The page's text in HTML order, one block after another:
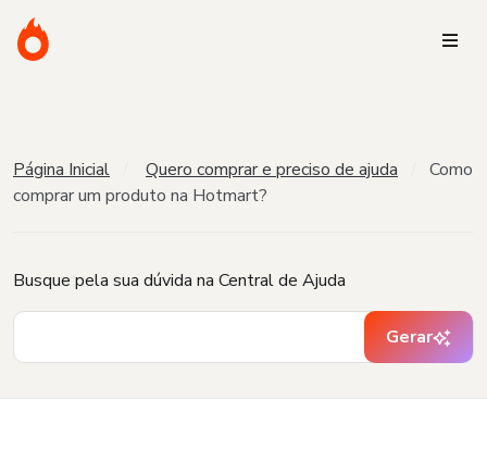
Página Inicial Quero comprar e preciso de ajuda
Como
comprar um produto na Hotmart?
Busque pela sua dúvida na Central de Ajuda
Gerar